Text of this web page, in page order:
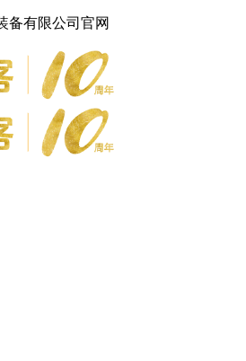
备有限公司官网